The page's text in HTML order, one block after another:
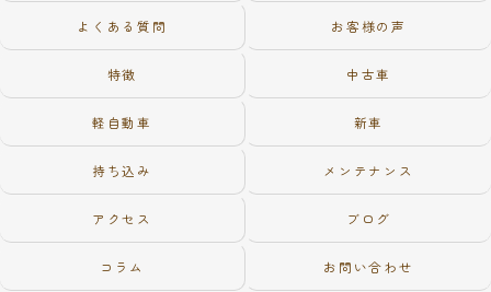
よくある質問 お客様の声
特徴 中古車
軽自動車 新車
持ち込み メンテナンス
アクセス ブログ
コラム お問い合わせ